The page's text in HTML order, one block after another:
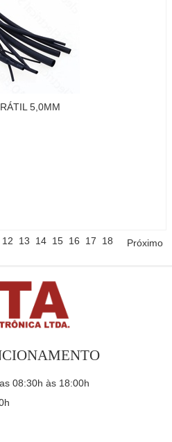
5,0MM
Próximo
12 13 14 15 16 17 18
08:30h às 18:00h